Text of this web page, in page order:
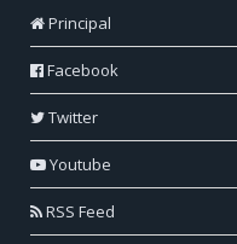
Principal
Facebook
Twitter
Youtube
RSS Feed